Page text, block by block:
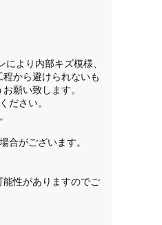
より内部キズ模様、
から避けられないも
願い致します。
ださい。
合がございます。
性がありますのでご